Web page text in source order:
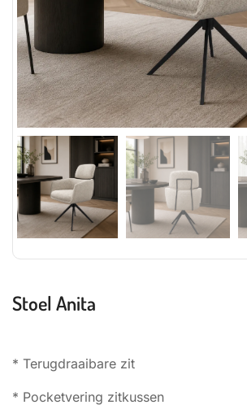
Stoel Anita
* Terugdraaibare zit
* Pocketvering zitkussen